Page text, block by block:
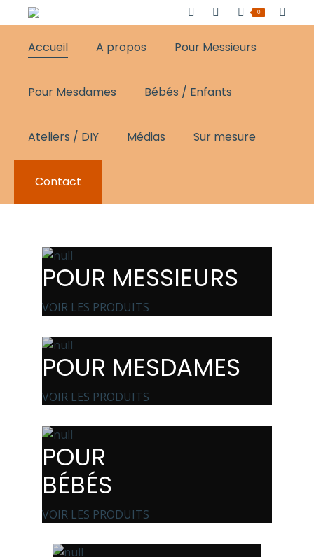
0
Accueil A propos Pour Messieurs
Pour Mesdames Bébés / Enfants
Ateliers / DIY Médias Sur mesure
Contact
POUR MESSIEURS
VOIR LES PRODUITS
POUR MESDAMES
VOIR LES PRODUITS
POUR
BÉBÉS
VOIR LES PRODUITS